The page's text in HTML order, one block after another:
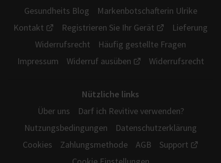
Gesundheits Blog
Markenbotschafterin Ulrike
Kontakt
Registrieren Sie Ihr Gerät
Lieferung
Widerrufsrecht
Häufig gestellte Fragen
Impressum
Widerruf ausüben Widerrufsrecht
Nützliche links
Über uns
Darf ich Revitive verwenden?
Nutzungsbedingungen
Datenschutzerklärung
Cookies
Zahlungsmethode AGB
Support